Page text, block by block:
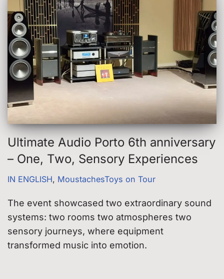
Ultimate Audio Porto 6th anniversary
– One, Two, Sensory Experiences
IN ENGLISH, MoustachesToys on Tour
The event showcased two extraordinary sound
systems: two rooms two atmospheres two
sensory journeys, where equipment
transformed music into emotion.